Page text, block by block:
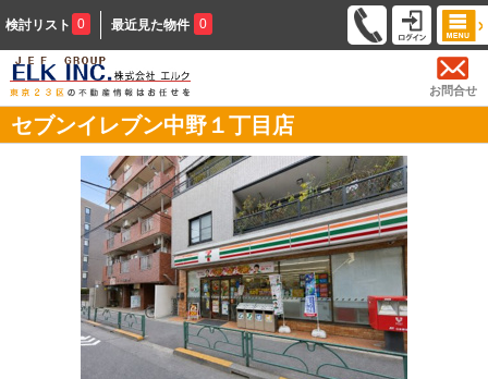
検討リスト 0 最近見た物件 0
お問合せ
セブンイレブン中野１丁目店